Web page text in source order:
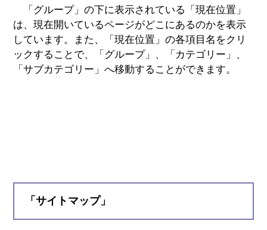
「グループ」の下に表示されている「現在位置」
は、現在開いているページがどこにあるのかを表示
しています。また、「現在位置」の各項目名をクリ
ックすることで、「グループ」、「カテゴリー」、
「サブカテゴリー」へ移動することができます。
「サイトマップ」